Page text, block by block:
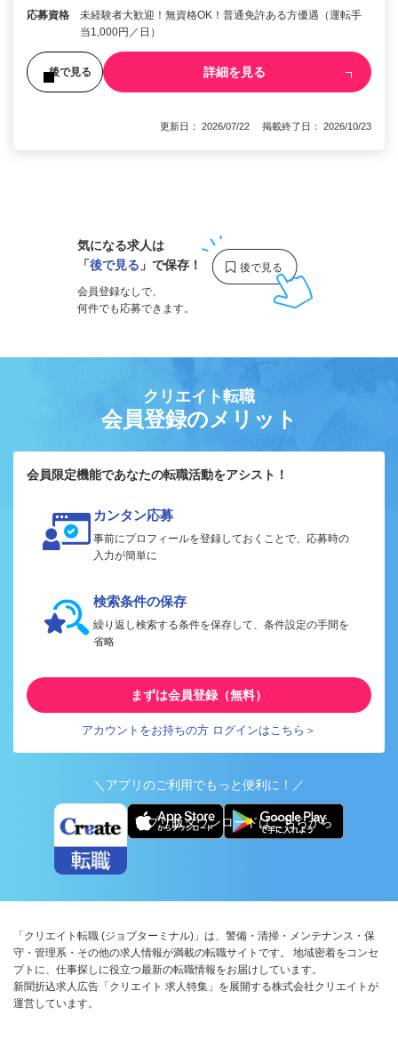
応募資格
未経験者大歓迎！無資格OK！普通免許ある方優遇（運転手
当1,000円／日）
後で見る 詳細を見る
更新日： 2026/07/22 掲載終了日： 2026/10/23
気になる求人は
「後で見る 」で保存！
会員登録なしで、
何件でも応募できます。
クリエイト転職
会員登録のメリット
会員限定機能であなたの転職活動をアシスト！
カンタン応募
事前にプロフィールを登録しておくことで、応募時の
入力が簡単に
検索条件の保存
繰り返し検索する条件を保存して、条件設定の手間を
省略
まずは会員登録（無料）
アカウントをお持ちの方 ログインはこちら＞
＼アプリのご利用でもっと便利に！／
アプリ版ダウンロードはこちらから
「クリエイト転職 (ジョブターミナル)」は、警備・清掃・メンテナンス・保
守・管理系・その他の求人情報が満載の転職サイトです。 地域密着をコンセ
プトに、仕事探しに役立つ最新の転職情報をお届けしています。
新聞折込求人広告「クリエイト 求人特集」を展開する株式会社クリエイトが
運営しています。